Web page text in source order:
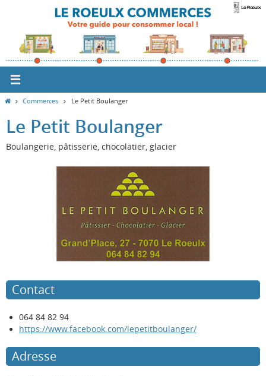
contenu
HomeCommerces Le Petit Boulanger
Le Petit Boulanger
Boulangerie, pâtisserie, chocolatier, glacier
Contact
064 84 82 94
https://www.facebook.com/lepetitboulanger/
Adresse